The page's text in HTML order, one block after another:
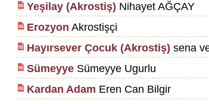
Yeşilay (Akrostiş) Nihayet AĞÇAY
Erozyon Akrostişçi
Hayırsever Çocuk (Akrostiş) sena
SümeyyeSümeyye Ugurlu
Kardan Adam Eren Can Bilgir